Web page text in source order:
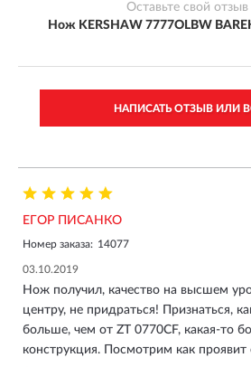
Оставьте свой отзыв
Нож KERSHAW 7777OLBW
НАПИСАТЬ ОТЗЫВ ИЛИ
ЕГОР ПИСАНКО
Номер заказа: 14077
03.10.2019
Нож получил, качество на высшем
центру, не придраться! Признаться,
больше, чем от ZT 0770CF, какая-то
конструкция. Посмотрим как проявит